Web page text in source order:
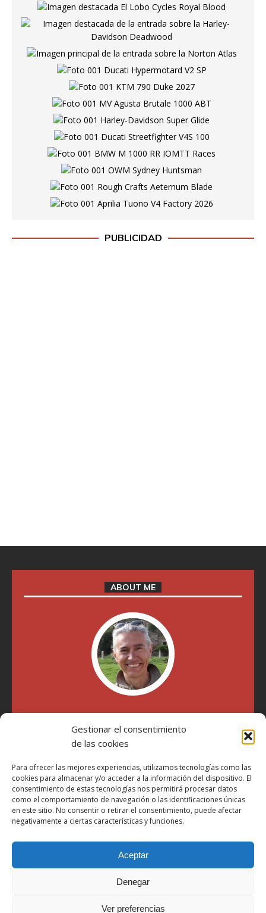
Gestionar el consentimiento
de las cookies
Para ofrecer las mejores experiencias, utilizamos tecnologías como las
cookies para almacenar y/o acceder a la información del dispositivo. El
consentimiento de estas tecnologías nos permitirá procesar datos
como el comportamiento de navegación o las identificaciones únicas
en este sitio. No consentir o retirar el consentimiento, puede afectar
negativamente a ciertas características y funciones.
Aceptar
Denegar
Ver preferencias
PUBLICIDAD
ABOUT ME
"Soy Manel Hospido, nací en Valencia en 1969 y desde el
año 2007 he escrito sobre motos en distintos medios.
Millatrece.com es una apuesta por escribir sobre lo que me
participa"
Aviso Legal
Política de Privacidad
Más Información sobre Cookies